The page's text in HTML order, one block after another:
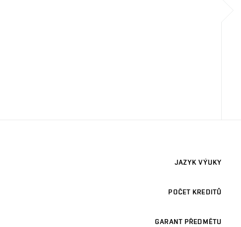
JAZYK VÝUKY
POČET KREDITŮ
GARANT PŘEDMĚTU